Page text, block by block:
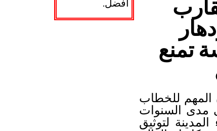
تمنع
المهم للخطاب
مدى السنوات
لتوثيق
أفضل.